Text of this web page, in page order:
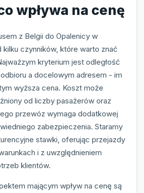
wpływa na cenę
z Belgii do Opalenicy w
kilku czynników, które warto znać
kryterium jest odległość
a docelowym adresem - im
wyższa cena. Koszt może
od liczby pasażerów oraz
przewóz wymaga dodatkowej
zabezpieczenia. Staramy
stawki, oferując przejazdy
i z uwzględnieniem
klientów.
mającym wpływ na cenę są